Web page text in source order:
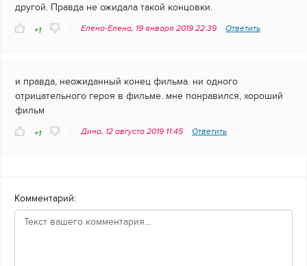
другой. Правда не ожидала такой концовки.
+1 Елена-Елена, 19 января 2019 22:39 Ответить
и правда, неожиданный конец фильма. ни одного
отрицательного героя в фильме. мне понравился, хороший
фильм
+1 Дина, 12 августа 2019 11:45 Ответить
Комментарий: